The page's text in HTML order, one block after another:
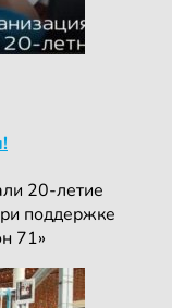
20-летие
поддержке
71»